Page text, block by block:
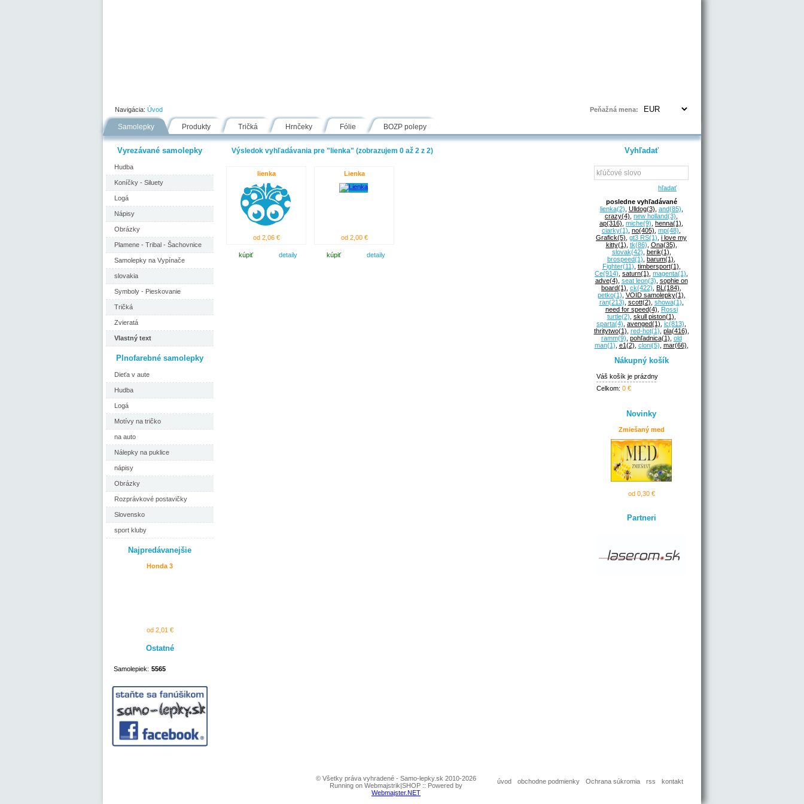
Navigácia: Úvod Peňažná mena:
Samolepky Produkty Tričká Hrnčeky Fólie BOZP polepy
Vyrezávané samolepky
Hudba
Koníčky - Siluety
Logá
Nápisy
Obrázky
Plamene - Tribal - Šachovnice
Samolepky na Vypínače
slovakia
Symboly - Pieskovanie
Tričká
Zvieratá
Vlastný text
Plnofarebné samolepky
Dieťa v aute
Hudba
Logá
Motívy na tričko
na auto
Nálepky na puklice
nápisy
Obrázky
Rozprávkové postavičky
Slovensko
sport kluby
Najpredávanejšie
Honda 3
od 2,01 €
Ostatné
Samolepiek: 5565
Výsledok vyhľadávania pre "lienka" (zobrazujem 0 až 2 z 2)
lienka
od 2,06 €
kúpiť detaily
Lienka
od 2,00 €
kúpiť detaily
Vyhľadať
hľadať
posledne vyhľadávané
lienka(2) Ulldog(3) and(85)
crazy(4) new holland(3)
ap(316) miche(9) henna(1)
ciarky(1) no(405) mp(48)
Grafick(5) gt3 RS(1) i love my
kitty(1) tk(86) Ona(35)
slovak(42) berik(1)
brospeed(1) barum(1)
Fighter(11) timbersport(1)
Ce(914) saturn(1) magenta(1)
adve(4) seat leon(3) sophie on
board(1) ck(422) BL (184)
petko(1) VOID samolepky(1)
ran(213) scott(2) showa(1)
need for speed(4)
Rossi
turtle(2) skull piston(1)
sparta(4) avenged(1) ic(813)
thritytwo(1) red-hot(1) pla(416)
ramm(9) pohľadnica(1) old
man(1) e1(2) cloni(5) mar(66)
Nákupný košík
Váš košík je prázdny
Celkom: 0 €
Novinky
Zmiešaný med
od 0,30 €
Partneri
© Všetky práva vyhradené - Samo-lepky.sk 2010-2026
Running on Webmajstrik|SHOP :: Powered by
Webmajster.NET
úvod obchodne podmienky Ochrana súkromia rss kontakt